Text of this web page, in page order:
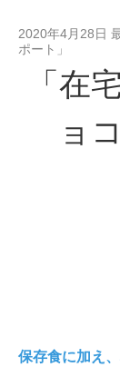
2020年4月28日
ポート」
「在
ョ
保存食に加え